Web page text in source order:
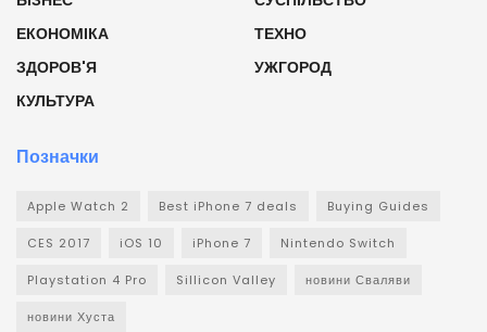
ЕКОНОМІКА
ЗДОРОВ'Я
КУЛЬТУРА
ТЕХНО
УЖГОРОД
Позначки
Apple Watch 2 Best iPhone 7 deals Buying Guides
CES 2017 iOS 10 iPhone 7 Nintendo Switch
Playstation 4 Pro Sillicon Valley новини Сваляви
новини Хуста